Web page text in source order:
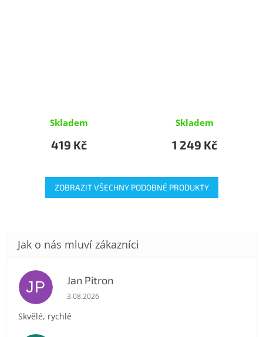
Skladem
419 Kč
Skladem
1 249 Kč
ZOBRAZIT VŠECHNY PODOBNÉ PRODUKTY
JP Jan Pitron
Hodnocení obchodu je 5 z 5 hvězdiček.
3.08.2026
Skvělé, rychlé